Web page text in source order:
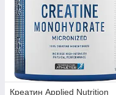
Креатин Applied Nutrition